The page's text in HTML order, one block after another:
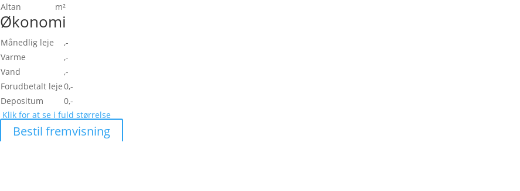
Altan
m²
Økonomi
Månedlig leje
,-
Varme
,-
Vand
,-
Forudbetalt leje0,-
Depositum
0,-
Klik for at se i fuld størrelse
Bestil fremvisning